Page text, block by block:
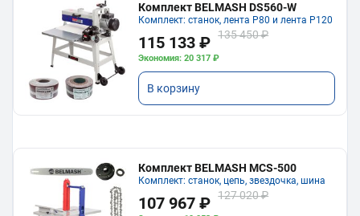
Комплект BELMASH DS560-W
Комплект: станок, лента P80 и лента P120
115 133 ₽ 135 450 ₽
Экономия: 20 317 ₽
В корзину
Комплект BELMASH MCS-500
Комплект: станок, цепь, звездочка, шина
107 967 ₽ 127 020 ₽